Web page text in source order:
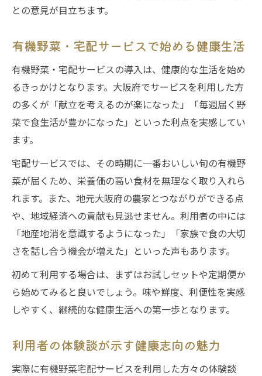
との意見が目立ちます。
有機野菜・宅配サービスで始める健康生活
有機野菜・宅配サービスの導入は、健康的な生活を始め
るきっかけとなります。大阪府でサービスを利用した方
の多くが「献立を考えるのが楽になった」「毎週届く野
菜で食生活が豊かになった」といった利点を実感してい
ます。
宅配サービスでは、その時期に一番おいしい旬の有機野
菜が届くため、栄養価の高い食材を無理なく取り入れら
れます。また、地元大阪府の農家とつながりができる点
や、地域経済への貢献も見逃せません。利用者の中には
「地産地消を意識するようになった」「家族で食の大切
さを話し合う機会が増えた」といった声もあります。
初めて利用する場合は、まずはお試しセットや定期便か
ら始めてみると良いでしょう。味や鮮度、利便性を実感
しやすく、継続的な健康生活への第一歩となります。
利用者の体験談が示す健康志向の魅力
実際に有機野菜宅配サービスを利用した方々の体験談